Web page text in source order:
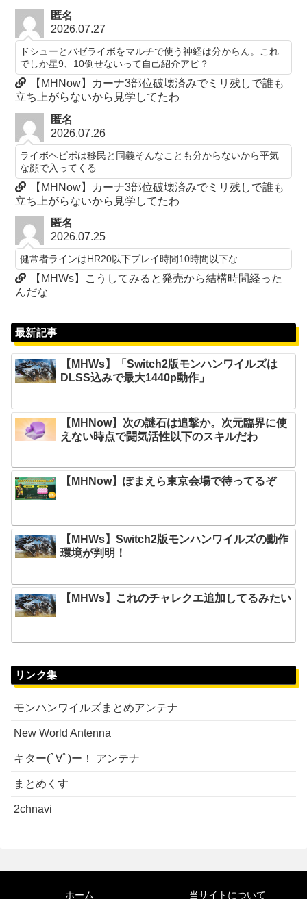
匿名
2026.07.27
ドシューとバゼライボをマルチで使う神経は分からん。これ
でしか星9、10倒せないって自己紹介アピ？
【MHNow】カーナ3部位破壊済みでミリ残しで誰も
立ち上がらないから見学してたわ
匿名
2026.07.26
ライボヘビボは移民と同義そんなことも分からないから平気
な顔で入ってくる
【MHNow】カーナ3部位破壊済みでミリ残しで誰も
立ち上がらないから見学してたわ
匿名
2026.07.25
健常者ラインはHR20以下プレイ時間10時間以下な
【MHWs】こうしてみると発売から結構時間経った
んだな
最新記事
【MHWs】「Switch2版モンハンワイルズは
DLSS込みで最大1440p動作」
【MHNow】次の謎石は追撃か。次元臨界に使
えない時点で闘気活性以下のスキルだわ
【MHNow】ぽまえら東京会場で待ってるぞ
【MHWs】Switch2版モンハンワイルズの動作
環境が判明！
【MHWs】これのチャレクエ追加してるみたい
リンク集
モンハンワイルズまとめアンテナ
New World Antenna
キター(ﾟ∀ﾟ)ー！ アンテナ
まとめくす
2chnavi
ホーム 当サイトについて